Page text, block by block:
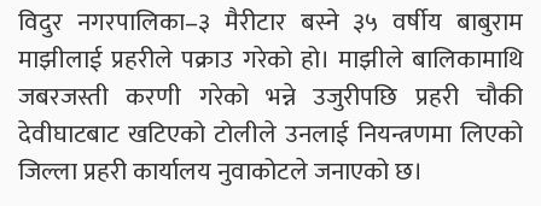
विदुर नगरपालिका–३ मैरीटार बस्ने ३५ वर्षीय बाबुराम
माझीलाई प्रहरीले पक्राउ गरेको हो। माझीले बालिकामाथि
जबरजस्ती करणी गरेको भन्ने उजुरीपछि प्रहरी चौकी
देवीघाटबाट खटिएको टोलीले उनलाई नियन्त्रणमा लिएको
जिल्ला प्रहरी कार्यालय नुवाकोटले जनाएको छ।